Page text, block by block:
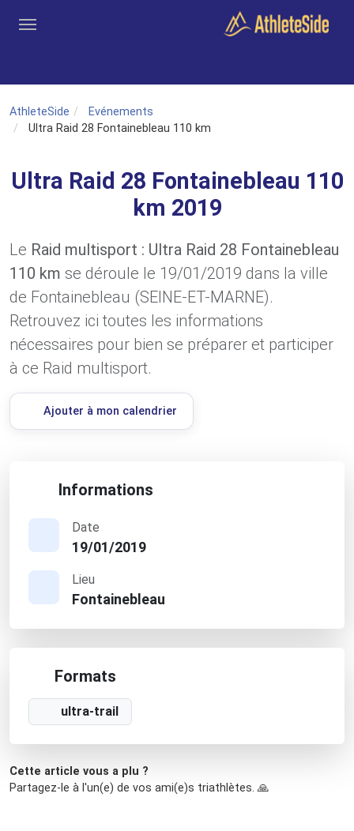
AthleteSide
Evénements
Ultra Raid 28 Fontainebleau 110 km
Ultra Raid 28 Fontainebleau 110
km 2019
Le Raid multisport : Ultra Raid 28 Fontainebleau
110 km se déroule le 19/01/2019 dans la ville
de Fontainebleau (SEINE-ET-MARNE).
Retrouvez ici toutes les informations
nécessaires pour bien se préparer et participer
à ce Raid multisport.
Ajouter à mon calendrier
Informations
Date
19/01/2019
Lieu
Fontainebleau
Formats
ultra-trail
Cette article vous a plu ?
Partagez-le à l'un(e) de vos ami(e)s triathlètes. 🙏